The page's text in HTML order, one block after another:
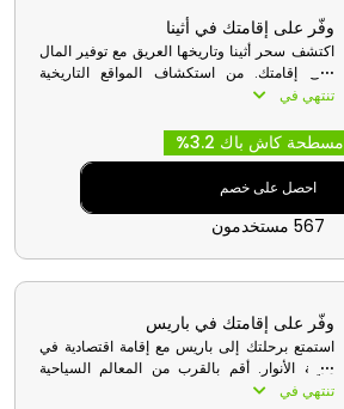
وفّر على إقامتك في أثينا
اكتشف سحر أثينا وتاريخها العريق مع توفير المال
على إقامتك. من استكشاف المواقع التاريخية
الشهيرة كالأكروبوليس إلى التجول في الأحياء
المعقولة الاستمتاع الكامل بثقافة عاصمة اليونان.
تنتهي في
مسطحة كاش باك 3.2%
احصل على خصم
567 مستخدمون
وفّر على إقامتك في باريس
استمتع برحلتك إلى باريس مع إقامة اقتصادية في
مدينة الأنوار. أقم بالقرب من المعالم السياحية
الشهيرة كبرج إيفل ومتحف اللوفر، واستمتع
تنتهي في